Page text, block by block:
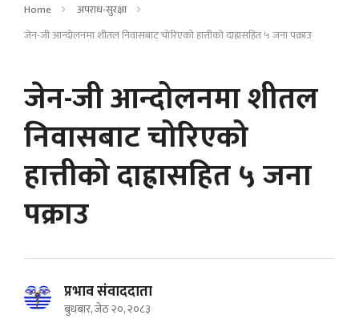
Home
अपराध-सुरक्षा
जेन-जी आन्दोलनमा शीतल निवासबाट चोरिएको हात्तीको दाह्रासहित ५ जना पक्राउ
जेन-जी आन्दोलनमा शीतल
निवासबाट चोरिएको
हात्तीको दाह्रासहित ५ जना
पक्राउ
प्रभाव संवाददाता
बुधबार, जेठ २०, २०८३